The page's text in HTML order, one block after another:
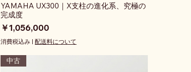
YAMAHA UX300｜X支柱の進化系、究極の
完成度
価格
￥1,056,000
消費税込み |配送料について
中古